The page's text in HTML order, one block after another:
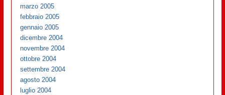
marzo 2005
febbraio 2005
gennaio 2005
dicembre 2004
novembre 2004
ottobre 2004
settembre 2004
agosto 2004
luglio 2004